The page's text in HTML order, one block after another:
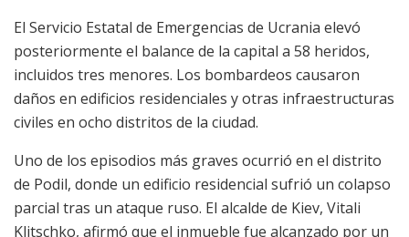
El Servicio Estatal de Emergencias de Ucrania elevó
posteriormente el balance de la capital a 58 heridos,
incluidos tres menores. Los bombardeos causaron
daños en edificios residenciales y otras infraestructuras
civiles en ocho distritos de la ciudad.
Uno de los episodios más graves ocurrió en el distrito
de Podil, donde un edificio residencial sufrió un colapso
parcial tras un ataque ruso. El alcalde de Kiev, Vitali
Klitschko, afirmó que el inmueble fue alcanzado por un